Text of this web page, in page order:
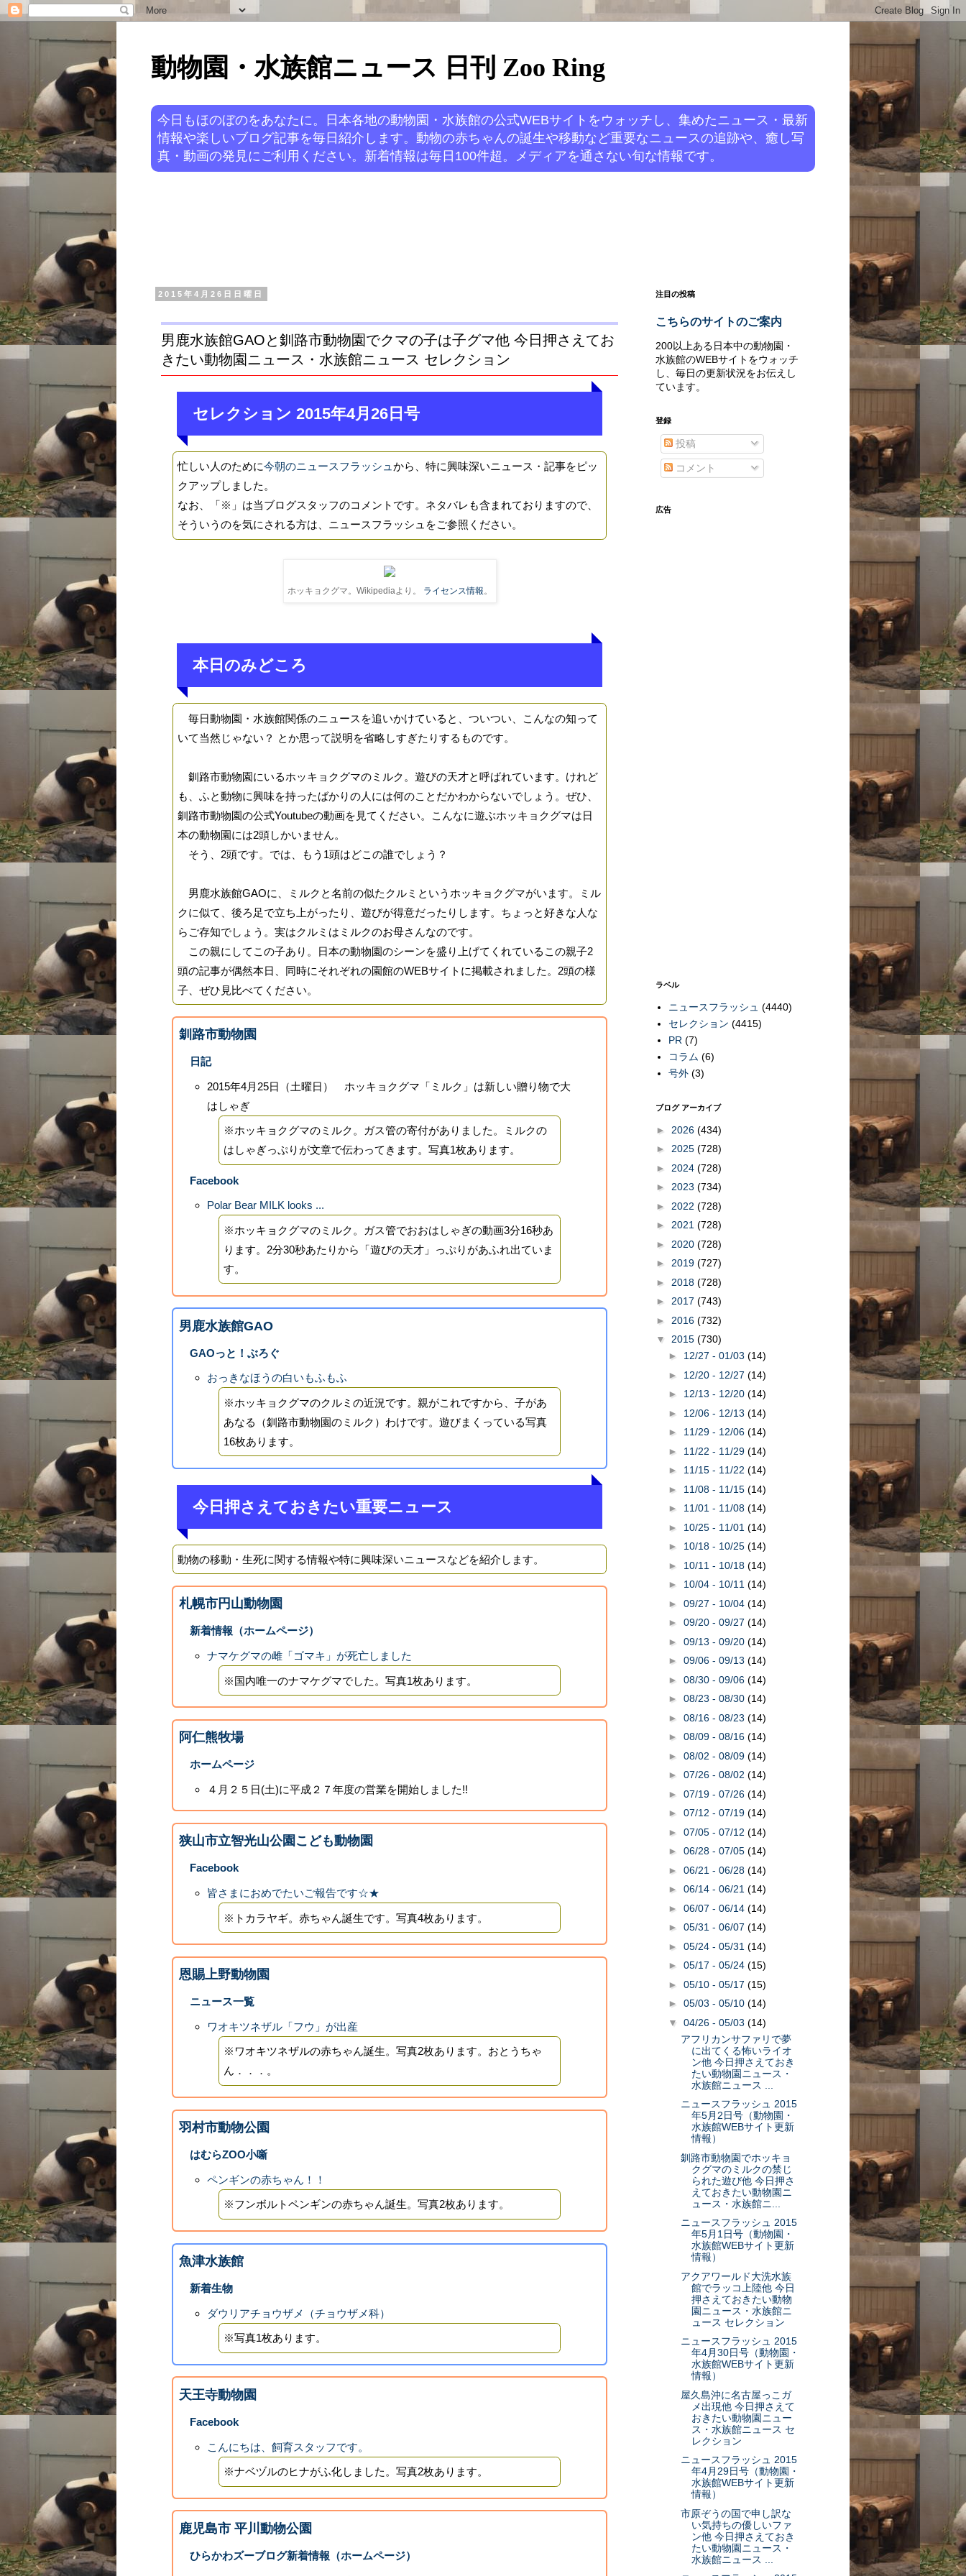
動物園・水族館ニュース 日刊 Zoo Ring
今日もほのぼのをあなたに。日本各地の動物園・水族館の公式WEBサイトをウォッチし、集めたニュース・最新
情報や楽しいブログ記事を毎日紹介します。動物の赤ちゃんの誕生や移動など重要なニュースの追跡や、癒し写
真・動画の発見にご利用ください。新着情報は毎日100件超。メディアを通さない旬な情報です。
2015年4月26日日曜日
男鹿水族館GAOと釧路市動物園でクマの子は子グマ他 今日押さえてお
きたい動物園ニュース・水族館ニュース セレクション
セレクション 2015年4月26日号
忙しい人のために今朝のニュースフラッシュから、特に興味深いニュース・記事をピッ
クアップしました。
なお、「※」は当ブログスタッフのコメントです。ネタバレも含まれておりますので、
そういうのを気にされる方は、ニュースフラッシュをご参照ください。
ホッキョクグマ。Wikipediaより。 ライセンス情報 。
本日のみどころ
毎日動物園・水族館関係のニュースを追いかけていると、ついつい、こんなの知って
いて当然じゃない？ とか思って説明を省略しすぎたりするものです。
釧路市動物園にいるホッキョクグマのミルク。遊びの天才と呼ばれています。けれど
も、ふと動物に興味を持ったばかりの人には何のことだかわからないでしょう。ぜひ、
釧路市動物園の公式Youtubeの動画を見てください。こんなに遊ぶホッキョクグマは日
本の動物園には2頭しかいません。
そう、2頭です。では、もう1頭はどこの誰でしょう？
男鹿水族館GAOに、ミルクと名前の似たクルミというホッキョクグマがいます。ミル
クに似て、後ろ足で立ち上がったり、遊びが得意だったりします。ちょっと好きな人な
らご存知でしょう。実はクルミはミルクのお母さんなのです。
この親にしてこの子あり。日本の動物園のシーンを盛り上げてくれているこの親子2
頭の記事が偶然本日、同時にそれぞれの園館のWEBサイトに掲載されました。2頭の様
子、ぜひ見比べてください。
釧路市動物園
日記
2015年4月25日（土曜日） ホッキョクグマ「ミルク」は新しい贈り物で大
はしゃぎ
※ホッキョクグマのミルク。ガス管の寄付がありました。ミルクの
はしゃぎっぷりが文章で伝わってきます。写真1枚あります。
Facebook
Polar Bear MILK looks ...
※ホッキョクグマのミルク。ガス管でおおはしゃぎの動画3分16秒あ
ります。2分30秒あたりから「遊びの天才」っぷりがあふれ出ていま
す。
男鹿水族館GAO
GAOっと！ぶろぐ
おっきなほうの白いもふもふ
※ホッキョクグマのクルミの近況です。親がこれですから、子があ
あなる（釧路市動物園のミルク）わけです。遊びまくっている写真
16枚あります。
今日押さえておきたい重要ニュース
動物の移動・生死に関する情報や特に興味深いニュースなどを紹介します。
札幌市円山動物園
新着情報（ホームページ）
ナマケグマの雌「ゴマキ」が死亡しました
※国内唯一のナマケグマでした。写真1枚あります。
阿仁熊牧場
ホームページ
４月２５日(土)に平成２７年度の営業を開始しました!!
狭山市立智光山公園こども動物園
Facebook
皆さまにおめでたいご報告です☆★
※トカラヤギ。赤ちゃん誕生です。写真4枚あります。
恩賜上野動物園
ニュース一覧
ワオキツネザル「フウ」が出産
※ワオキツネザルの赤ちゃん誕生。写真2枚あります。おとうちゃ
ん．．．。
羽村市動物公園
はむらZOO小噺
ペンギンの赤ちゃん！！
※フンボルトペンギンの赤ちゃん誕生。写真2枚あります。
魚津水族館
新着生物
ダウリアチョウザメ（チョウザメ科）
※写真1枚あります。
天王寺動物園
Facebook
こんにちは、飼育スタッフです。
※ナベヅルのヒナがふ化しました。写真2枚あります。
鹿児島市 平川動物公園
ひらかわズーブログ新着情報（ホームページ）
注目の投稿
こちらのサイトのご案内
200以上ある日本中の動物園・
水族館のWEBサイトをウォッチ
し、毎日の更新状況をお伝えし
ています。
登録
投稿
コメント
広告
ラベル
ニュースフラッシュ (4440)
セレクション (4415)
PR (7)
コラム (6)
号外 (3)
ブログ アーカイブ
► 2026 (434)
► 2025 (728)
► 2024 (728)
► 2023 (734)
► 2022 (728)
► 2021 (728)
► 2020 (728)
► 2019 (727)
► 2018 (728)
► 2017 (743)
► 2016 (732)
▼ 2015 (730)
► 12/27 - 01/03 (14)
► 12/20 - 12/27 (14)
► 12/13 - 12/20 (14)
► 12/06 - 12/13 (14)
► 11/29 - 12/06 (14)
► 11/22 - 11/29 (14)
► 11/15 - 11/22 (14)
► 11/08 - 11/15 (14)
► 11/01 - 11/08 (14)
► 10/25 - 11/01 (14)
► 10/18 - 10/25 (14)
► 10/11 - 10/18 (14)
► 10/04 - 10/11 (14)
► 09/27 - 10/04 (14)
► 09/20 - 09/27 (14)
► 09/13 - 09/20 (14)
► 09/06 - 09/13 (14)
► 08/30 - 09/06 (14)
► 08/23 - 08/30 (14)
► 08/16 - 08/23 (14)
► 08/09 - 08/16 (14)
► 08/02 - 08/09 (14)
► 07/26 - 08/02 (14)
► 07/19 - 07/26 (14)
► 07/12 - 07/19 (14)
► 07/05 - 07/12 (14)
► 06/28 - 07/05 (14)
► 06/21 - 06/28 (14)
► 06/14 - 06/21 (14)
► 06/07 - 06/14 (14)
► 05/31 - 06/07 (14)
► 05/24 - 05/31 (14)
► 05/17 - 05/24 (15)
► 05/10 - 05/17 (15)
► 05/03 - 05/10 (14)
▼ 04/26 - 05/03 (14)
アフリカンサファリで夢
に出てくる怖いライオ
ン他 今日押さえておき
たい動物園ニュース・
水族館ニュース ...
ニュースフラッシュ 2015
年5月2日号（動物園・
水族館WEBサイト更新
情報）
釧路市動物園でホッキョ
クグマのミルクの禁じ
られた遊び他 今日押さ
えておきたい動物園ニ
ュース・水族館ニ...
ニュースフラッシュ 2015
年5月1日号（動物園・
水族館WEBサイト更新
情報）
アクアワールド大洗水族
館でラッコ上陸他 今日
押さえておきたい動物
園ニュース・水族館ニ
ュース セレクション
ニュースフラッシュ 2015
年4月30日号（動物園・
水族館WEBサイト更新
情報）
屋久島沖に名古屋っこガ
メ出現他 今日押さえて
おきたい動物園ニュー
ス・水族館ニュース セ
レクション
ニュースフラッシュ 2015
年4月29日号（動物園・
水族館WEBサイト更新
情報）
市原ぞうの国で申し訳な
い気持ちの優しいファ
ン他 今日押さえておき
たい動物園ニュース・
水族館ニュース ...